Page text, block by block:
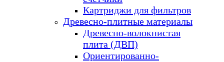
Картриджи для фильтров
Древесно-плитные материалы
Древесно-волокнистая
плита (ДВП)
Ориентированно-